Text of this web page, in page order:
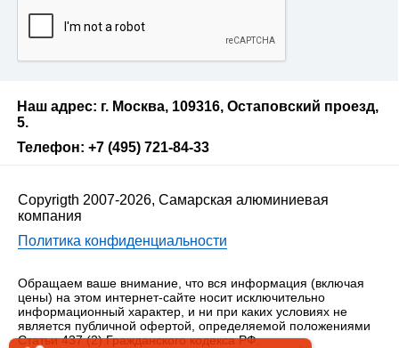
Наш адрес: г. Москва, 109316, Остаповский проезд,
5.
Телефон: +7 (495) 721-84-33
Copyrigth 2007-2026, Самарская алюминиевая
компания
Политика конфиденциальности
Обращаем ваше внимание, что вся информация (включая
цены) на этом интернет-сайте носит исключительно
информационный характер, и ни при каких условиях не
является публичной офертой, определяемой положениями
Статьи 437 (2) Гражданского кодекса РФ.